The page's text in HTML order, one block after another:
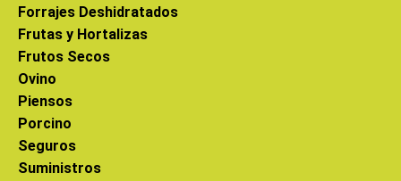
Forrajes Deshidratados
Frutas y Hortalizas
Frutos Secos
Ovino
Piensos
Porcino
Seguros
Suministros